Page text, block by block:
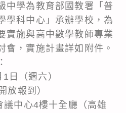
中學為教育部國教署「普
學科中心」承辦學校，為
實施與高中數學教師專業
會，實施計畫詳如附件。
日（週六）
報到）
中心4樓十全廳（高雄